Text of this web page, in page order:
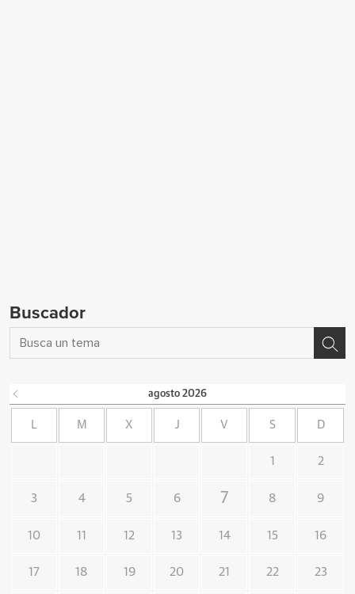
Buscador
agosto 2026
L M X J V S D
1 2
3 4 5 6 7 8 9
10 11 12 13 14 15 16
17 18 19 20 21 22 23